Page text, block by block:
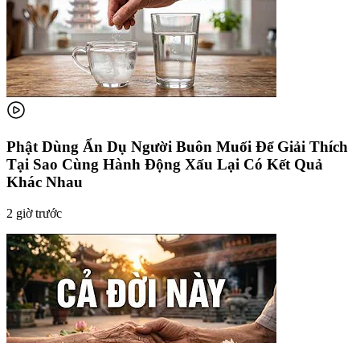
Phật Dùng Ẩn Dụ Người Buôn Muối Để Giải Thích
Tại Sao Cùng Hành Động Xấu Lại Có Kết Quả
Khác Nhau
2 giờ trước